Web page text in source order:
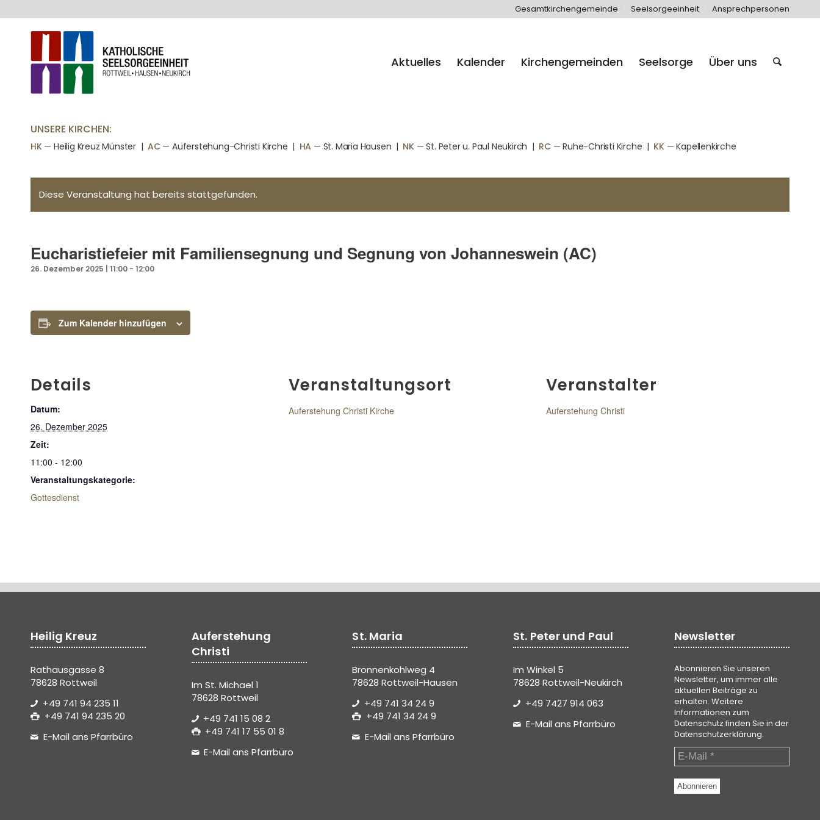
Gesamtkirchengemeinde Seelsorgeeinheit Ansprechpersonen
Aktuelles Kalender Kirchengemeinden Seelsorge Über uns
UNSERE KIRCHEN:
HK— Heilig Kreuz Münster |AC— Auferstehung-Christi Kirche | HA — St. Maria Hausen | NK — St. Peter u. Paul Neukirch | RC— Ruhe-Christi Kirche | KK — Kapellenkirche
Diese Veranstaltung hat bereits stattgefunden.
Eucharistiefeier mit Familiensegnung und Segnung von Johanneswein (AC)
26. Dezember 2025 | 11:00 - 12:00
Zum Kalender hinzufügen
Details
Datum:
26. Dezember 2025
Zeit:
11:00 - 12:00
Veranstaltungskategorie:
Gottesdienst
Veranstaltungsort
Auferstehung Christi Kirche
Veranstalter
Auferstehung Christi
Heilig Kreuz
Rathausgasse 8
78628 Rottweil
+49 741 94 235 11
+49 741 94 235 20
E-Mail ans Pfarrbüro
Auferstehung
Christi
Im St. Michael 1
78628 Rottweil
+49 741 15 08 2
+49 741 17 55 01 8
E-Mail ans Pfarrbüro
St. Maria
Bronnenkohlweg 4
78628 Rottweil-Hausen
+49 741 34 24 9
+49 741 34 24 9
E-Mail ans Pfarrbüro
St. Peter und Paul
Im Winkel 5
78628 Rottweil-Neukirch
+49 7427 914 063
E-Mail ans Pfarrbüro
Newsletter
Abonnieren Sie unseren
Newsletter, um immer alle
aktuellen Beiträge zu
erhalten. Weitere
Informationen zum
Datenschutz finden Sie in der
Datenschutzerklärung.